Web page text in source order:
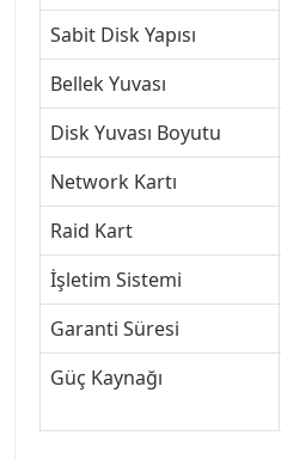
Sabit Disk Yapısı
Bellek Yuvası
Disk Yuvası Boyutu
Network Kartı
Raid Kart
İşletim Sistemi
Garanti Süresi
Güç Kaynağı